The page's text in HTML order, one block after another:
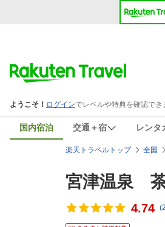
国内宿泊 交通＋宿 レンタ
楽天トラベルトップ 全国
宮津温泉
4.74 (